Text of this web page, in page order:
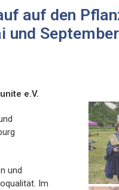
auf den
und
e.V.
und
Im